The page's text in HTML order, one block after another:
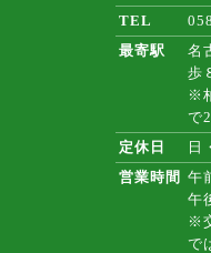
TEL
最寄駅
名
歩
※
で
定休日
日
営業時間 午
午
※
で